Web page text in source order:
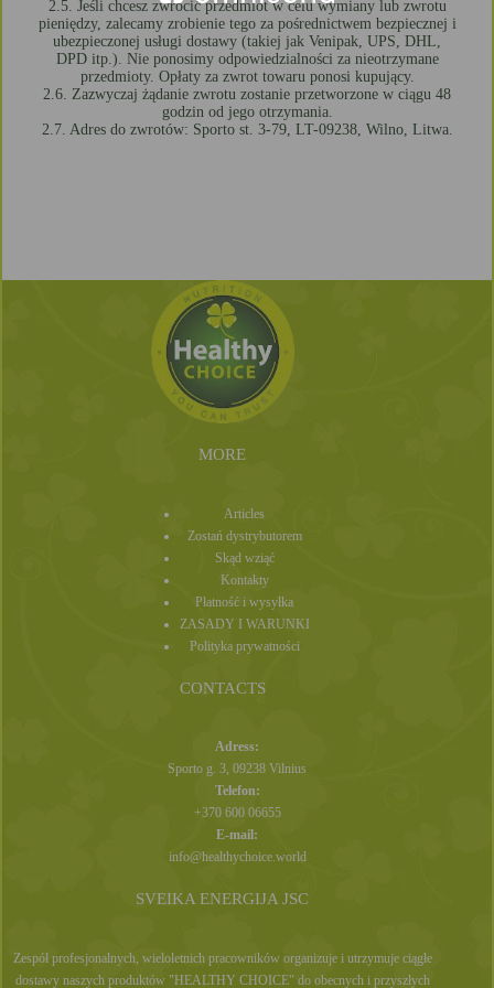
2.5. Jeśli chcesz zwrócić przedmiot w celu wymiany lub zwrotu
pieniędzy, zalecamy zrobienie tego za pośrednictwem bezpiecznej i
ubezpieczonej usługi dostawy (takiej jak Venipak, UPS, DHL,
DPD itp.). Nie ponosimy odpowiedzialności za nieotrzymane
przedmioty. Opłaty za zwrot towaru ponosi kupujący.
2.6. Zazwyczaj żądanie zwrotu zostanie przetworzone w ciągu 48
godzin od jego otrzymania.
2.7. Adres do zwrotów: Sporto st. 3-79, LT-09238, Wilno, Litwa.
MORE
Articles
Zostań dystrybutorem
Skąd wziąć
Kontakty
Płatność i wysyłka
ZASADY I WARUNKI
Polityka prywatności
CONTACTS
Adress:
Sporto g. 3, 09238 Vilnius
Telefon:
+370 600 06655
E-mail:
info@healthychoice.world
SVEIKA ENERGIJA JSC
Zespół profesjonalnych, wieloletnich pracowników organizuje i utrzymuje ciągłe
dostawy naszych produktów "HEALTHY CHOICE" do obecnych i przyszłych